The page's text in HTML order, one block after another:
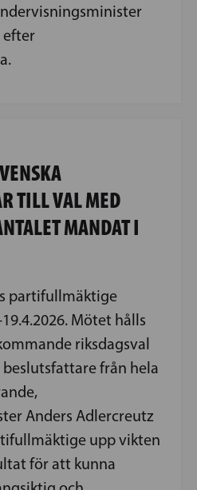
efter
TILL VAL MED
MANDAT I
partifullmäktige
Mötet hålls
riksdagsval
från hela
Anders Adlercreutz
upp vikten
för att kunna